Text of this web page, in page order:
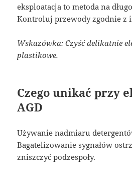
eksploatacja to metoda na
Kontroluj przewody zgodnie z
Wskazówka: Czyść delikatnie
plastikowe.
Czego unikać przy
AGD
Używanie nadmiaru
Bagatelizowanie sygnałów
zniszczyć podzespoły.